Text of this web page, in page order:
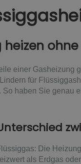
einer Gasheizung
für
So haben Sie genau
Die
als Erdgas